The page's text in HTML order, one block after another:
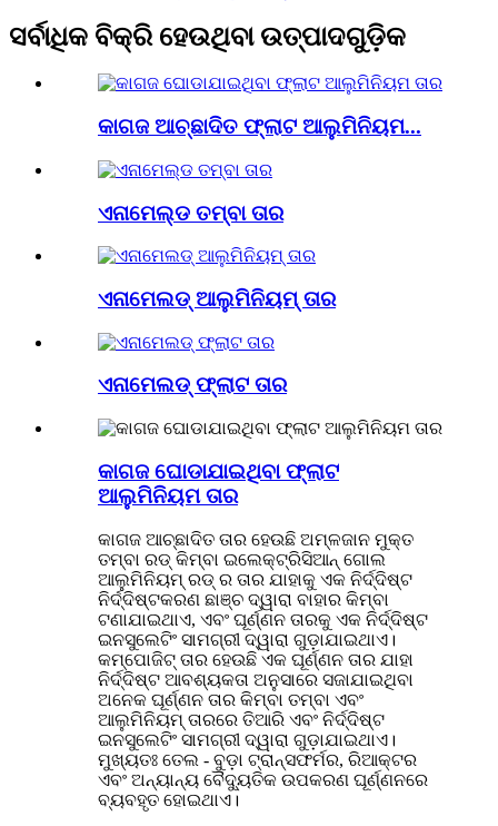
ସର୍ବାଧିକ ବିକ୍ରି ହେଉଥିବା ଉତ୍ପାଦଗୁଡ଼ିକ
କାଗଜ ଆଚ୍ଛାଦିତ ଫ୍ଲାଟ ଆଲୁମିନିୟମ...
ଏନାମେଲ୍ଡ ତମ୍ବା ତାର
ଏନାମେଲଡ୍ ଆଲୁମିନିୟମ୍ ତାର
ଏନାମେଲଡ୍ ଫ୍ଲାଟ ତାର
କାଗଜ ଘୋଡାଯାଇଥିବା ଫ୍ଲାଟ
ଆଲୁମିନିୟମ ତାର
କାଗଜ ଆଚ୍ଛାଦିତ ତାର ହେଉଛି ଅମ୍ଳଜାନ ମୁକ୍ତ
ତମ୍ବା ରଡ୍ କିମ୍ବା ଇଲେକ୍ଟ୍ରିସିଆନ୍ ଗୋଲ
ଆଲୁମିନିୟମ୍ ରଡ୍ ର ତାର ଯାହାକୁ ଏକ ନିର୍ଦ୍ଦିଷ୍ଟ
ନିର୍ଦ୍ଦିଷ୍ଟକରଣ ଛାଞ୍ଚ ଦ୍ୱାରା ବାହାର କିମ୍ବା
ଟଣାଯାଇଥାଏ, ଏବଂ ଘୂର୍ଣ୍ଣନ ତାରକୁ ଏକ ନିର୍ଦ୍ଦିଷ୍ଟ
ଇନସୁଲେଟିଂ ସାମଗ୍ରୀ ଦ୍ୱାରା ଗୁଡ଼ାଯାଇଥାଏ।
କମ୍ପୋଜିଟ୍ ତାର ହେଉଛି ଏକ ଘୂର୍ଣ୍ଣନ ତାର ଯାହା
ନିର୍ଦ୍ଦିଷ୍ଟ ଆବଶ୍ୟକତା ଅନୁସାରେ ସଜାଯାଇଥିବା
ଅନେକ ଘୂର୍ଣ୍ଣନ ତାର କିମ୍ବା ତମ୍ବା ଏବଂ
ଆଲୁମିନିୟମ୍ ତାରରେ ତିଆରି ଏବଂ ନିର୍ଦ୍ଦିଷ୍ଟ
ଇନସୁଲେଟିଂ ସାମଗ୍ରୀ ଦ୍ୱାରା ଗୁଡ଼ାଯାଇଥାଏ।
ମୁଖ୍ୟତଃ ତେଲ - ବୁଡ଼ା ଟ୍ରାନ୍ସଫର୍ମର, ରିଆକ୍ଟର
ଏବଂ ଅନ୍ୟାନ୍ୟ ବୈଦ୍ୟୁତିକ ଉପକରଣ ଘୂର୍ଣ୍ଣନରେ
ବ୍ୟବହୃତ ହୋଇଥାଏ।